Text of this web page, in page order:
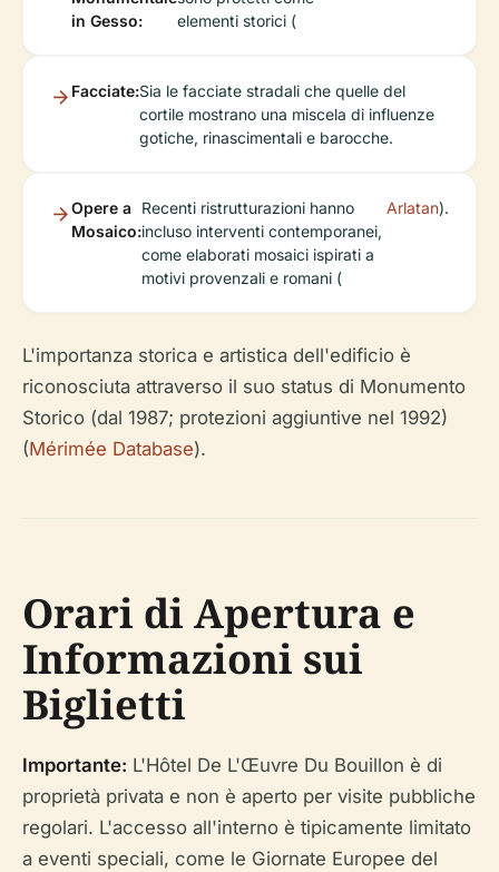
in Gesso:
elementi storici (
Facciate:Sia le facciate stradali che quelle del
cortile mostrano una miscela di influenze
gotiche, rinascimentali e barocche.
Opere a
Mosaico:
Recenti ristrutturazioni hanno
incluso interventi contemporanei,
come elaborati mosaici ispirati a
motivi provenzali e romani (
Arlatan).
L'importanza storica e artistica dell'edificio è
riconosciuta attraverso il suo status di Monumento
Storico (dal 1987; protezioni aggiuntive nel 1992)
(Mérimée Database).
Orari di Apertura e
Informazioni sui
Biglietti
Importante: L'Hôtel De L'Œuvre Du Bouillon è di
proprietà privata e non è aperto per visite pubbliche
regolari. L'accesso all'interno è tipicamente limitato
a eventi speciali, come le Giornate Europee del